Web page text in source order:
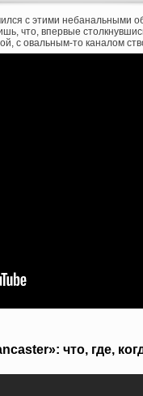
с этими небанальными
что, впервые
с овальным-то каналом
что, где,